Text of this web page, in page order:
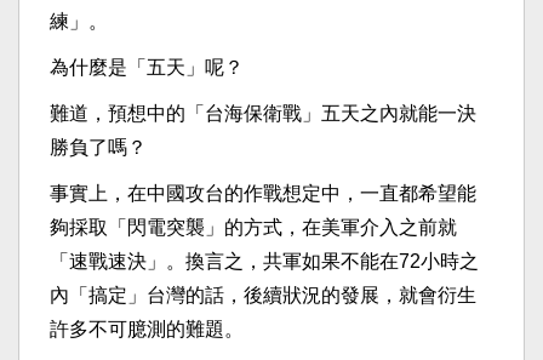
練」。
為什麼是「五天」呢？
難道，預想中的「台海保衛戰」五天之內就能一決
勝負了嗎？
事實上，在中國攻台的作戰想定中，一直都希望能
夠採取「閃電突襲」的方式，在美軍介入之前就
「速戰速決」。換言之，共軍如果不能在72小時之
內「搞定」台灣的話，後續狀況的發展，就會衍生
許多不可臆測的難題。